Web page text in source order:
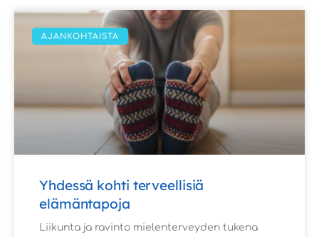
AJANKOHTAISTA
Yhdessä kohti terveellisiä
elämäntapoja
Liikunta ja ravinto mielenterveyden tukena